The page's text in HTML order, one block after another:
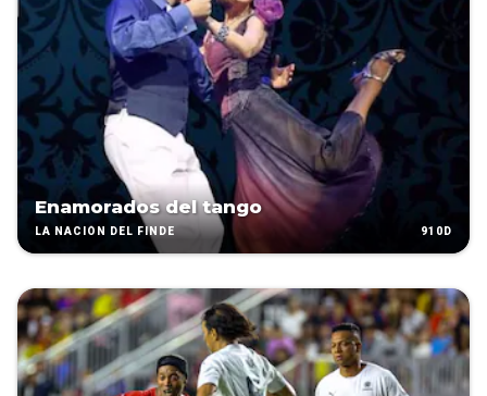
Enamorados del tango
LA NACIÓN DEL FINDE 910D